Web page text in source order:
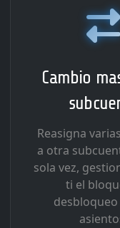
Cambio
Reasigna
a otra
sola vez,
ti el
desbloqueo